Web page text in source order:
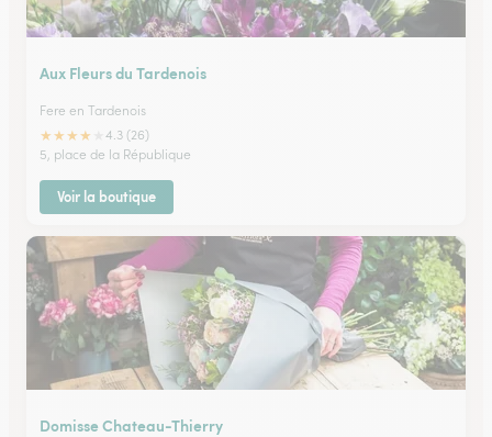
Aux Fleurs du Tardenois
Fere en Tardenois
★★★★
4.3 (26)
5, place de la République
Voir la boutique
Domisse Chateau-Thierry